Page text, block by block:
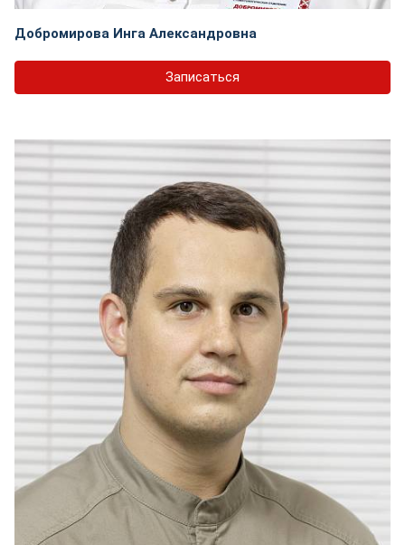
Добромирова Инга Александровна
Записаться